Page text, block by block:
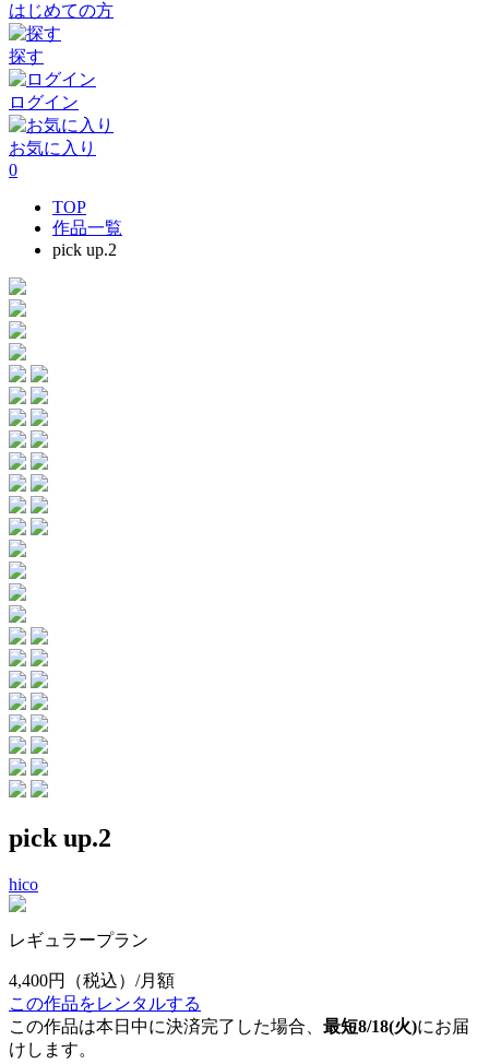
はじめての方
探す
ログイン
お気に入り
0
TOP
作品一覧
pick up.2
pick up.2
hico
レギュラープラン
4,400円
（税込）/月額
この作品をレンタルする
この作品は本日中に決済完了した場合、 最短8/18(火)にお届
けします。